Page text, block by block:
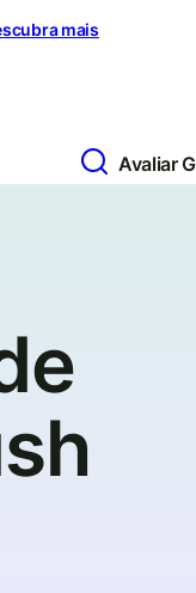
mais
Avaliar